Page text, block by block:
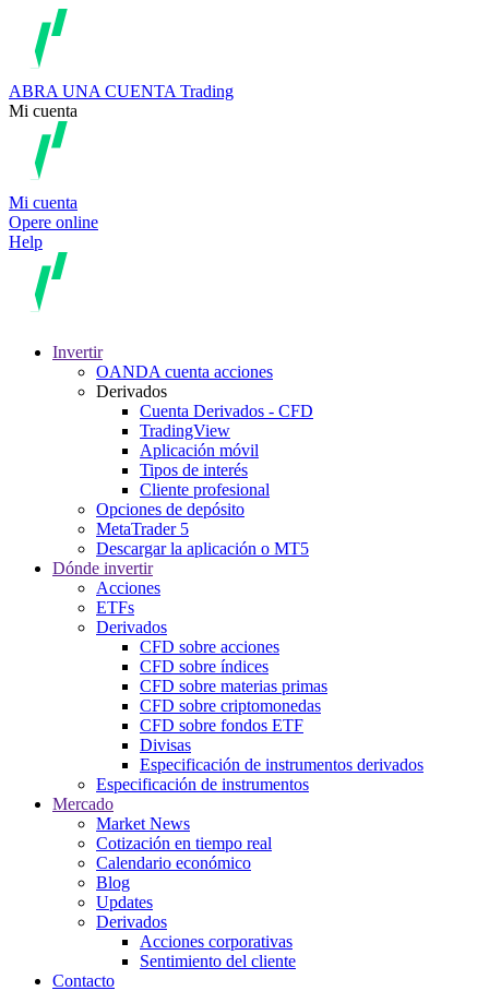
ABRA UNA CUENTA Trading
Mi cuenta
Mi cuenta
Opere online
Help
Invertir
OANDA cuenta acciones
Derivados
Cuenta Derivados - CFD
TradingView
Aplicación móvil
Tipos de interés
Cliente profesional
Opciones de depósito
MetaTrader 5
Descargar la aplicación o MT5
Dónde invertir
Acciones
ETFs
Derivados
CFD sobre acciones
CFD sobre índices
CFD sobre materias primas
CFD sobre criptomonedas
CFD sobre fondos ETF
Divisas
Especificación de instrumentos derivados
Especificación de instrumentos
Mercado
Market News
Cotización en tiempo real
Calendario económico
Blog
Updates
Derivados
Acciones corporativas
Sentimiento del cliente
Contacto